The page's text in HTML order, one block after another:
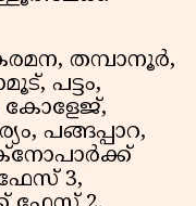
തമ്പാനൂർ,
പട്ടം,
കോളേജ്,
പങ്ങപ്പാറ,
3,